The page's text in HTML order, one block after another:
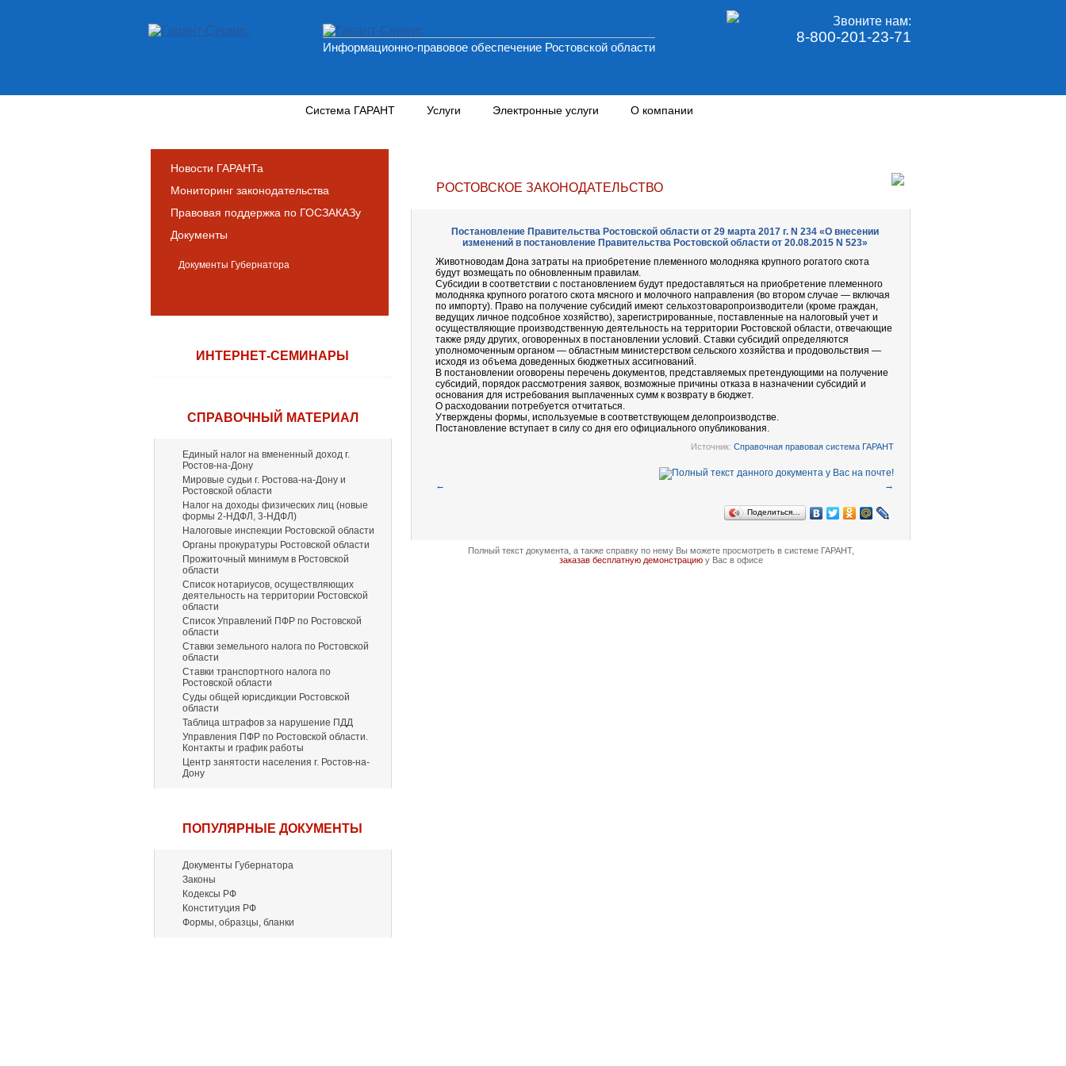
Информационно-правовое обеспечение Ростовской области
Звоните нам:
8-800-201-23-71
Система ГАРАНТ Услуги Электронные услуги О компании
Новости ГАРАНТа
Мониторинг законодательства
Правовая поддержка по ГОСЗАКАЗу
Документы
Документы Губернатора
ИНТЕРНЕТ-СЕМИНАРЫ
СПРАВОЧНЫЙ МАТЕРИАЛ
Единый налог на вмененный доход г.
Ростов-на-Дону
Мировые судьи г. Ростова-на-Дону и
Ростовской области
Налог на доходы физических лиц (новые
формы 2-НДФЛ, 3-НДФЛ)
Налоговые инспекции Ростовской области
Органы прокуратуры Ростовской области
Прожиточный минимум в Ростовской
области
Список нотариусов, осуществляющих
деятельность на территории Ростовской
области
Список Управлений ПФР по Ростовской
области
Ставки земельного налога по Ростовской
области
Ставки транспортного налога по
Ростовской области
Суды общей юрисдикции Ростовской
области
Таблица штрафов за нарушение ПДД
Управления ПФР по Ростовской области.
Контакты и график работы
Центр занятости населения г. Ростов-на-
Дону
ПОПУЛЯРНЫЕ ДОКУМЕНТЫ
Документы Губернатора
Законы
Кодексы РФ
Конституция РФ
Формы, образцы, бланки
РОСТОВСКОЕ ЗАКОНОДАТЕЛЬСТВО
Постановление Правительства Ростовской области от 29 марта 2017 г. N 234 «О внесении
изменений в постановление Правительства Ростовской области от 20.08.2015 N 523»
Животноводам Дона затраты на приобретение племенного молодняка крупного рогатого скота
будут возмещать по обновленным правилам.
Субсидии в соответствии с постановлением будут предоставляться на приобретение племенного
молодняка крупного рогатого скота мясного и молочного направления (во втором случае — включая
по импорту). Право на получение субсидий имеют сельхозтоваропроизводители (кроме граждан,
ведущих личное подсобное хозяйство), зарегистрированные, поставленные на налоговый учет и
осуществляющие производственную деятельность на территории Ростовской области, отвечающие
также ряду других, оговоренных в постановлении условий. Ставки субсидий определяются
уполномоченным органом — областным министерством сельского хозяйства и продовольствия —
исходя из объема доведенных бюджетных ассигнований.
В постановлении оговорены перечень документов, представляемых претендующими на получение
субсидий, порядок рассмотрения заявок, возможные причины отказа в назначении субсидий и
основания для истребования выплаченных сумм к возврату в бюджет.
О расходовании потребуется отчитаться.
Утверждены формы, используемые в соответствующем делопроизводстве.
Постановление вступает в силу со дня его официального опубликования.
Источник: Справочная правовая система ГАРАНТ
← →
Поделиться…
Полный текст документа, а также справку по нему Вы можете просмотреть в системе ГАРАНТ,
заказав бесплатную демонстрациюу Вас в офисе